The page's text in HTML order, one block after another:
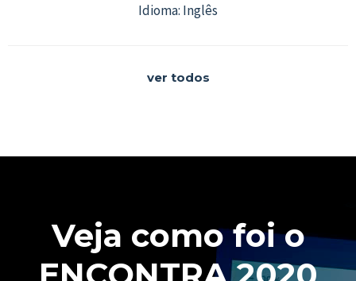
Idioma: Inglês
ver todos
Veja como foi o